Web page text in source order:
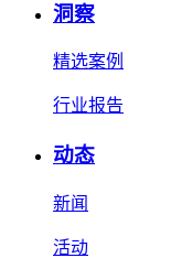
洞察
精选案例
行业报告
动态
新闻
活动